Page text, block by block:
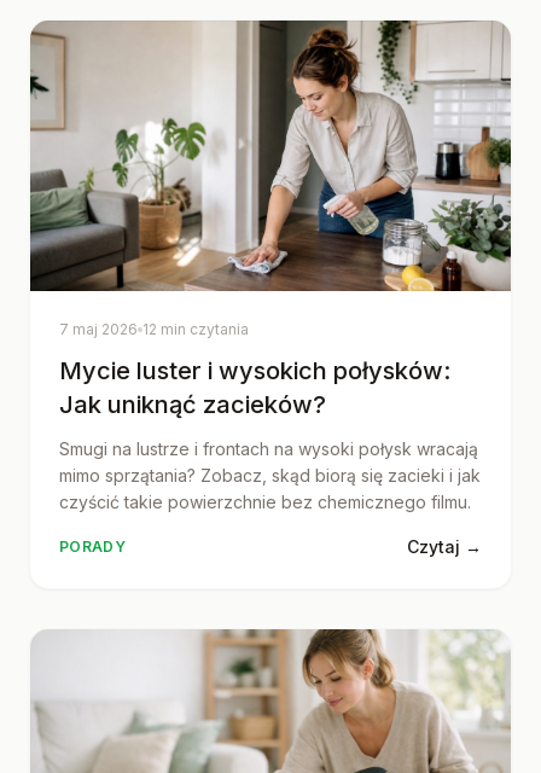
7 maj 2026 12 min czytania
Mycie luster i wysokich połysków:
Jak uniknąć zacieków?
Smugi na lustrze i frontach na wysoki połysk wracają
mimo sprzątania? Zobacz, skąd biorą się zacieki i jak
czyścić takie powierzchnie bez chemicznego filmu.
PORADY Czytaj →